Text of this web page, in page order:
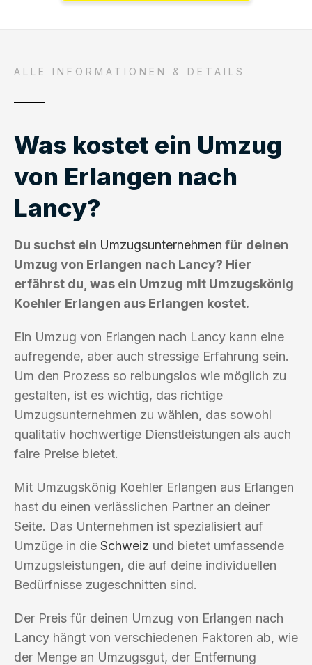
ALLE INFORMATIONEN & DETAILS
Was kostet ein Umzug
von Erlangen nach
Lancy?
Du suchst ein Umzugsunternehmen für deinen
Umzug von Erlangen nach Lancy? Hier
erfährst du, was ein Umzug mit Umzugskönig
Koehler Erlangen aus Erlangen kostet.
Ein Umzug von Erlangen nach Lancy kann eine
aufregende, aber auch stressige Erfahrung sein.
Um den Prozess so reibungslos wie möglich zu
gestalten, ist es wichtig, das richtige
Umzugsunternehmen zu wählen, das sowohl
qualitativ hochwertige Dienstleistungen als auch
faire Preise bietet.
Mit Umzugskönig Koehler Erlangen aus Erlangen
hast du einen verlässlichen Partner an deiner
Seite. Das Unternehmen ist spezialisiert auf
Umzüge in die Schweiz und bietet umfassende
Umzugsleistungen, die auf deine individuellen
Bedürfnisse zugeschnitten sind.
Der Preis für deinen Umzug von Erlangen nach
Lancy hängt von verschiedenen Faktoren ab, wie
der Menge an Umzugsgut, der Entfernung